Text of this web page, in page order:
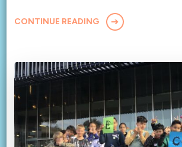
CONTINUE READING